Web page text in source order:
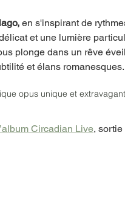
en s'inspirant de
et une lumière
plonge dans un rêve
et élans romanesques.
opus unique et
Circadian Live, sortie